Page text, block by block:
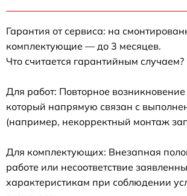
Гарантия от сервиса: на
комплектующие — до 3 месяцев.
Что считается гарантийным случаем?
Для работ: Повторное
который напрямую связан с
(например, некорректный монтаж
Для комплектующих: Внезапная
работе или несоответствие
характеристикам при соблюдении